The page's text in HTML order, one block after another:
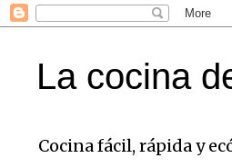
La cocina
Cocina fácil, rápida y